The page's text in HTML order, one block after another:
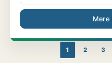
Mere
1 2 3